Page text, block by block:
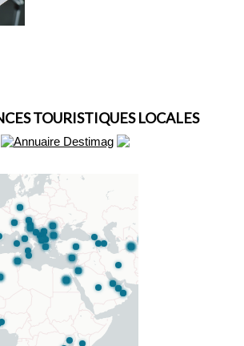
TOURISTIQUES LOCALES